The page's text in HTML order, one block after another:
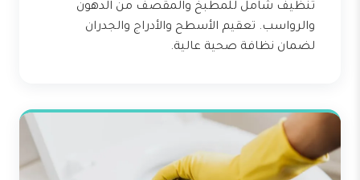
تنظيف شامل للمطبخ والمقصف من الدهون
والرواسب. تعقيم الأسطح والأدراج والجدران
لضمان نظافة صحية عالية.